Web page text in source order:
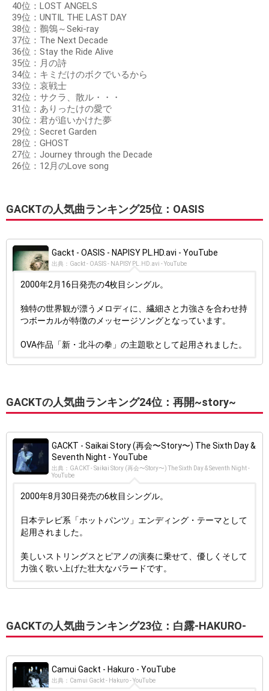
40位：LOST ANGELS
39位：UNTIL THE LAST DAY
38位：鶺鴒～Seki-ray
37位：The Next Decade
36位：Stay the Ride Alive
35位：月の詩
34位：キミだけのボクでいるから
33位：哀戦士
32位：サクラ、散ル・・・
31位：ありったけの愛で
30位：君が追いかけた夢
29位：Secret Garden
28位：GHOST
27位：Journey through the Decade
26位：12月のLove song
GACKTの人気曲ランキング25位：OASIS
Gackt - OASIS - NAPISY PL.HD.avi - YouTube
出典：Gackt - OASIS - NAPISY PL.HD.avi - YouTube
2000年2月16日発売の4枚目シングル。
独特の世界観が漂うメロディに、繊細さと力強さを合わせ持
つボーカルが特徴のメッセージソングとなっています。
OVA作品「新・北斗の拳」の主題歌として起用されました。
GACKTの人気曲ランキング24位：再開~story~
GACKT - Saikai Story (再会〜Story〜) The Sixth Day &
Seventh Night - YouTube
出典：GACKT - Saikai Story (再会〜Story〜) The Sixth Day & Seventh Night -
YouTube
2000年8月30日発売の6枚目シングル。
日本テレビ系「ホットパンツ」エンディング・テーマとして
起用されました。
美しいストリングスとピアノの演奏に乗せて、優しくそして
力強く歌い上げた壮大なバラードです。
GACKTの人気曲ランキング23位：白露-HAKURO-
Camui Gackt - Hakuro - YouTube
出典：Camui Gackt - Hakuro - YouTube